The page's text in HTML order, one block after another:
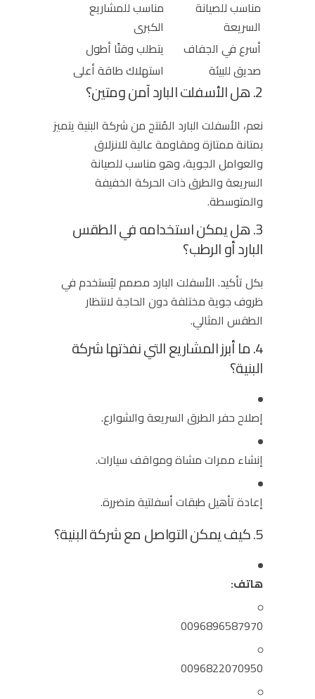
مناسب للصيانة
السريعة
مناسب للمشاريع
الكبرى
أسرع في الجفاف
يتطلب وقتًا أطول
صديق للبيئة
استهلاك طاقة أعلى
2. هل الأسفلت البارد آمن ومتين؟
نعم، الأسفلت البارد المُنتج من شركة البنية يتميز
بمتانة ممتازة ومقاومة عالية للانزلاق
والعوامل الجوية، وهو مناسب للصيانة
السريعة والطرق ذات الحركة الخفيفة
والمتوسطة.
3. هل يمكن استخدامه في الطقس
البارد أو الرطب؟
بكل تأكيد. الأسفلت البارد مصمم ليُستخدم في
ظروف جوية مختلفة دون الحاجة لانتظار
الطقس المثالي.
4. ما أبرز المشاريع التي نفذتها شركة
البنية؟
إصلاح حفر الطرق السريعة والشوارع.
إنشاء ممرات مشاة ومواقف سيارات.
إعادة تأهيل طبقات أسفلتية متضررة.
5. كيف يمكن التواصل مع شركة البنية؟
هاتف:
0096896587970
0096822070950